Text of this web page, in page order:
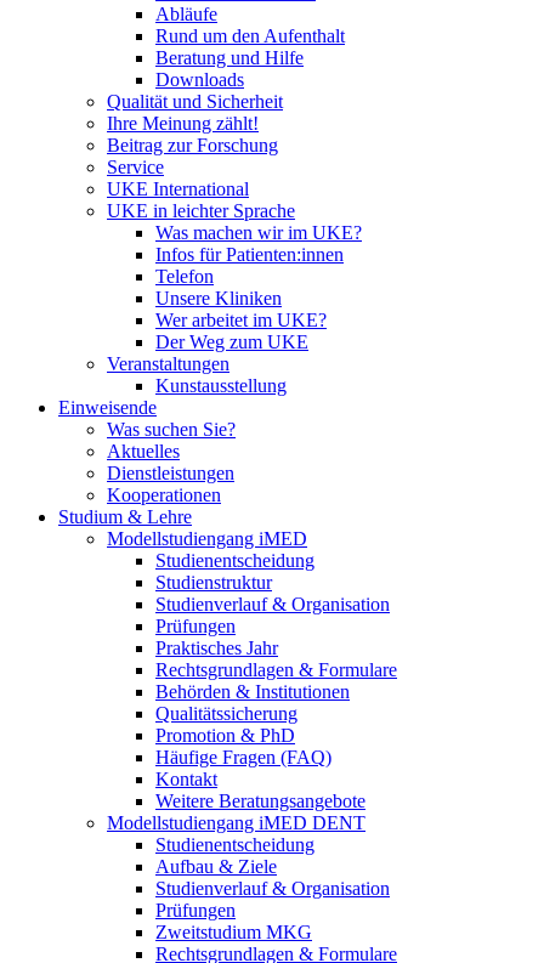
Abläufe
Rund um den Aufenthalt
Beratung und Hilfe
Downloads
Qualität und Sicherheit
Ihre Meinung zählt!
Beitrag zur Forschung
Service
UKE International
UKE in leichter Sprache
Was machen wir im UKE?
Infos für Patienten:innen
Telefon
Unsere Kliniken
Wer arbeitet im UKE?
Der Weg zum UKE
Veranstaltungen
Kunstausstellung
Einweisende
Was suchen Sie?
Aktuelles
Dienstleistungen
Kooperationen
Studium & Lehre
Modellstudiengang iMED
Studienentscheidung
Studienstruktur
Studienverlauf & Organisation
Prüfungen
Praktisches Jahr
Rechtsgrundlagen & Formulare
Behörden & Institutionen
Qualitätssicherung
Promotion & PhD
Häufige Fragen (FAQ)
Kontakt
Weitere Beratungsangebote
Modellstudiengang iMED DENT
Studienentscheidung
Aufbau & Ziele
Studienverlauf & Organisation
Prüfungen
Zweitstudium MKG
Rechtsgrundlagen & Formulare